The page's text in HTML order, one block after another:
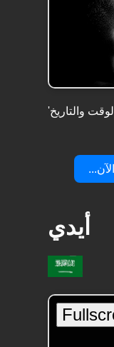
والتاريخ'
أيدي